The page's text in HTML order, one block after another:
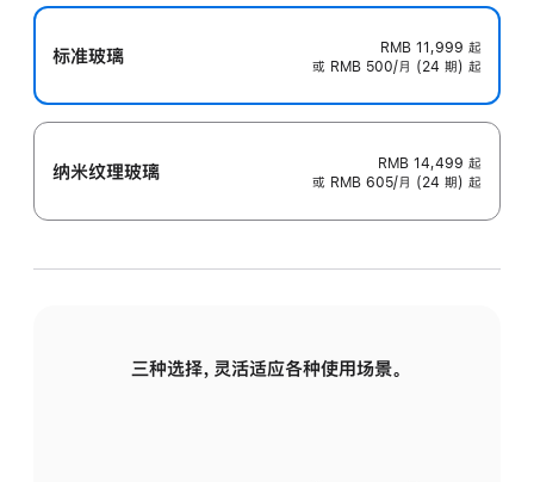
标准玻璃 RMB 11,999 起
或 RMB 500/月 (24 期) 起
纳米纹理玻璃 RMB 14,499 起
或 RMB 605/月 (24 期) 起
三种选择，灵活适应各种使用场景。